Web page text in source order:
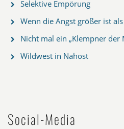
Selektive Empörung
Wenn die Angst größer ist
Nicht mal ein „Klempner der
Wildwest in Nahost
Social-Media